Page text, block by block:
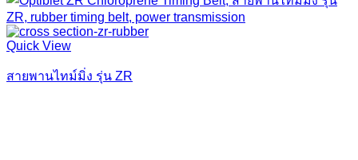
Quick View
สายพานไทม์มิ่ง รุ่น ZR